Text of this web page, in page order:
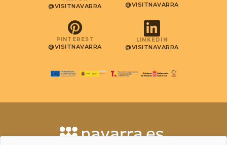
@VISITNAVARRA @VISITNAVARRA
PINTEREST
@VISITNAVARRA
LINKEDIN
@VISITNAVARRA